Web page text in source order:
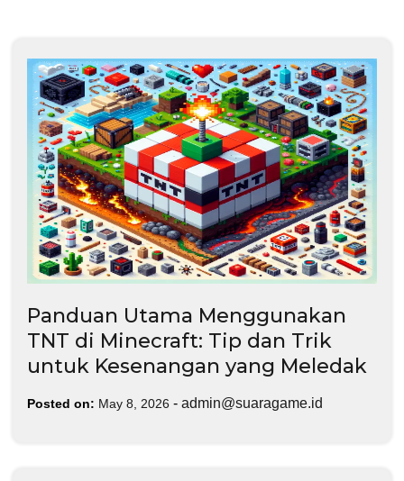
Panduan Utama Menggunakan
TNT di Minecraft: Tip dan Trik
untuk Kesenangan yang Meledak
Posted on: May 8, 2026 - admin@suaragame.id